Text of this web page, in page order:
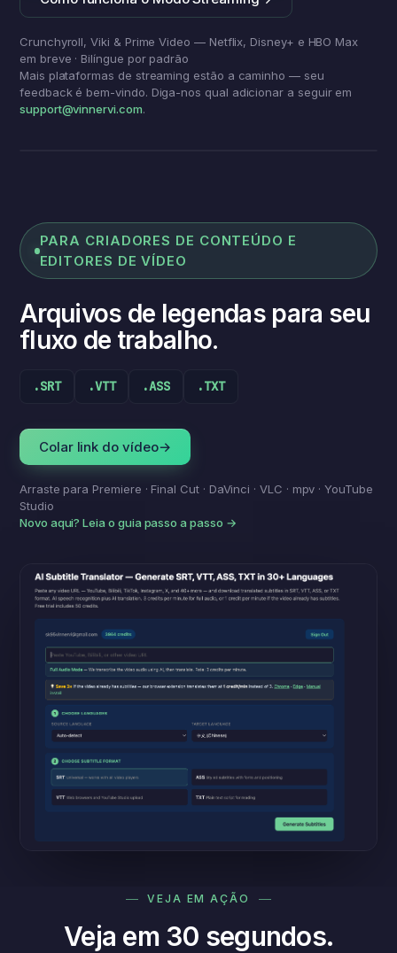
Crunchyroll, Viki & Prime Video — Netflix, Disney+ e HBO Max
em breve · Bilíngue por padrão
Mais plataformas de streaming estão a caminho — seu
feedback é bem-vindo. Diga-nos qual adicionar a seguir em
support@vinnervi.com.
あきらめないで、最後まで。
PARA CRIADORES DE CONTEÚDO E
EDITORES DE VÍDEO
Arquivos de legendas para seu
fluxo de trabalho.
.SRT .VTT .ASS .TXT
Colar link do vídeo→
Arraste para Premiere · Final Cut · DaVinci · VLC · mpv · YouTube
Studio
Novo aqui? Leia o guia passo a passo →
VEJA EM AÇÃO
Veja em 30 segundos.